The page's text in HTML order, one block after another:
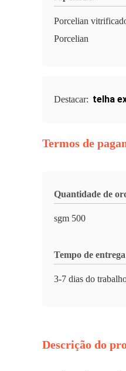
Porcelian
Porcelian
Destacar: telha
Termos de
Quantidade de
sgm 500
Tempo de entrega
3-7 dias do
Descrição do